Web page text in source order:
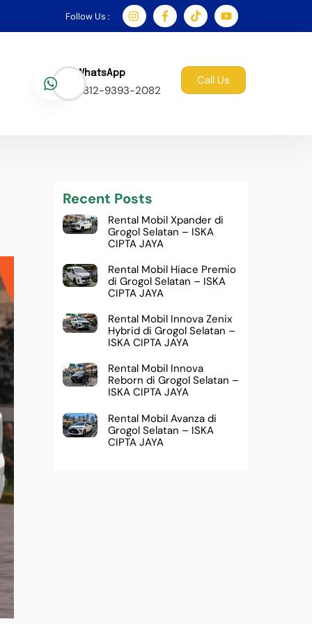
Follow Us :
WhatsApp
0812-9393-2082
Call Us
Recent Posts
Rental Mobil Xpander di
Grogol Selatan – ISKA
CIPTA JAYA
Rental Mobil Hiace Premio
di Grogol Selatan – ISKA
CIPTA JAYA
Rental Mobil Innova Zenix
Hybrid di Grogol Selatan –
ISKA CIPTA JAYA
Rental Mobil Innova
Reborn di Grogol Selatan –
ISKA CIPTA JAYA
Rental Mobil Avanza di
Grogol Selatan – ISKA
CIPTA JAYA